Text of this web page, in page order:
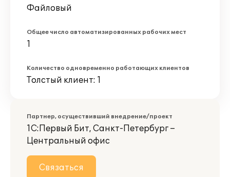
Файловый
Общее число автоматизированных рабочих мест
1
Количество одновременно работающих клиентов
Толстый клиент: 1
Партнер, осуществивший внедрение/проект
1С:Первый Бит, Санкт-Петербург –
Центральный офис
Связаться